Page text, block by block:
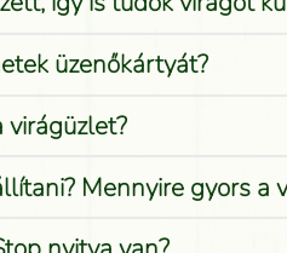
üzenőkártyát?
Mennyire gyors a